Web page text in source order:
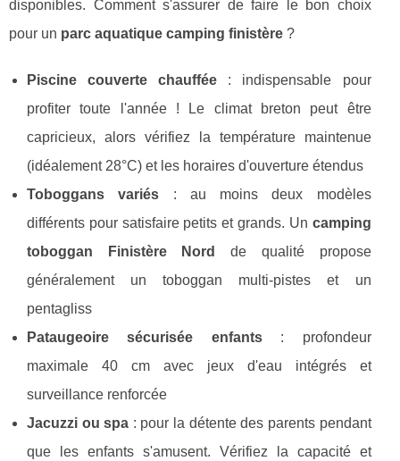
disponibles. Comment s'assurer de faire le bon choix
pour un parc aquatique camping finistère ?
Piscine couverte chauffée : indispensable pour
profiter toute l'année ! Le climat breton peut être
capricieux, alors vérifiez la température maintenue
(idéalement 28°C) et les horaires d'ouverture étendus
Toboggans variés : au moins deux modèles
différents pour satisfaire petits et grands. Un camping
toboggan Finistère Nord
de qualité propose
généralement un toboggan multi-pistes et un
pentagliss
Pataugeoire sécurisée enfants: profondeur
maximale 40 cm avec jeux d'eau intégrés et
surveillance renforcée
Jacuzzi ou spa : pour la détente des parents pendant
que les enfants s'amusent. Vérifiez la capacité et